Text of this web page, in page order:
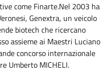
come Finarte.Nel 2003 ha
Genextra, un veicolo
biotech che ricercano
assieme ai Maestri Luciano
concorso internazionale
Umberto MICHELI.